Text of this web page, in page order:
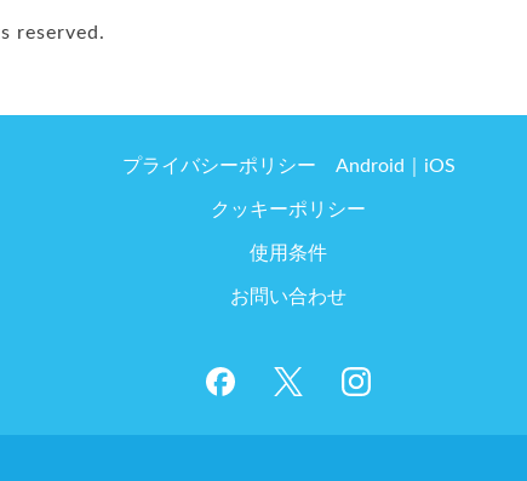
reserved.
プライバシーポリシー Android iOS
クッキーポリシー
使用条件
お問い合わせ